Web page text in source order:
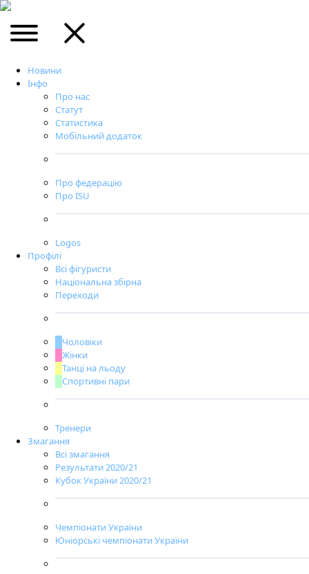
Новини
Інфо
Про нас
Статут
Статистика
Мобільний додаток
Про федерацію
Про ISU
Logos
Профілі
Всі фігуристи
Національна збірна
Переходи
Чоловіки
Жінки
Танці на льоду
Спортивні пари
Тренери
Змагання
Всі змагання
Результати 2020/21
Кубок України 2020/21
Чемпіонати України
Юніорські чемпіонати України